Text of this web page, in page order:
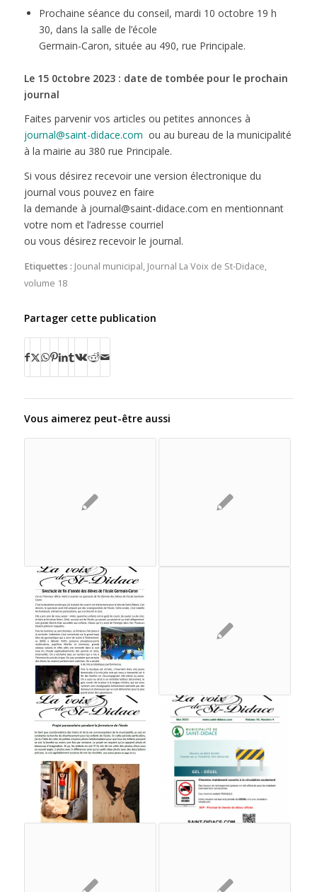
Prochaine séance du conseil, mardi 10 octobre 19 h
30, dans la salle de l’école
Germain-Caron, située au 490, rue Principale.
Le 15 0ctobre 2023 : date de tombée pour le prochain
journal
Faites parvenir vos articles ou petites annonces à
journal@saint-didace.com ou au bureau de la municipalité
à la mairie au 380 rue Principale.
Si vous désirez recevoir une version électronique du
journal vous pouvez en faire
la demande à journal@saint-didace.com en mentionnant
votre nom et l’adresse courriel
ou vous désirez recevoir le journal.
Etiquettes : Jounal municipal, Journal La Voix de St-Didace,
volume 18
Partager cette publication
Vous aimerez peut-être aussi